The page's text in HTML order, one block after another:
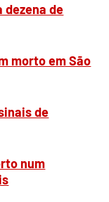
dezena de
morto em São
de
num